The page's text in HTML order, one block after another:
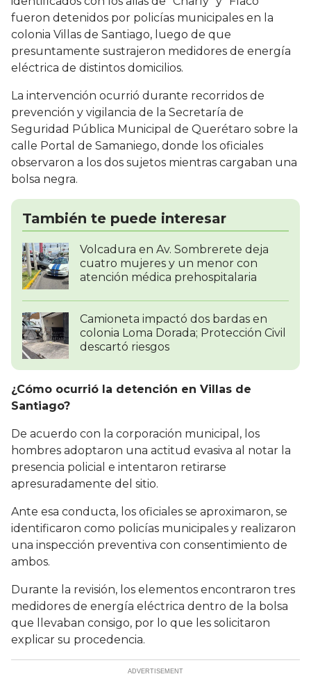
fueron detenidos por policías municipales en la
colonia Villas de Santiago, luego de que
presuntamente sustrajeron medidores de energía
eléctrica de distintos domicilios.
La intervención ocurrió durante recorridos de
prevención y vigilancia de la Secretaría de
Seguridad Pública Municipal de Querétaro sobre la
calle Portal de Samaniego, donde los oficiales
observaron a los dos sujetos mientras cargaban una
bolsa negra.
También te puede interesar
Volcadura en Av. Sombrerete deja
cuatro mujeres y un menor con
atención médica prehospitalaria
Camioneta impactó dos bardas en
colonia Loma Dorada; Protección Civil
descartó riesgos
¿Cómo ocurrió la detención en Villas de
Santiago?
De acuerdo con la corporación municipal, los
hombres adoptaron una actitud evasiva al notar la
presencia policial e intentaron retirarse
apresuradamente del sitio.
Ante esa conducta, los oficiales se aproximaron, se
identificaron como policías municipales y realizaron
una inspección preventiva con consentimiento de
ambos.
Durante la revisión, los elementos encontraron tres
medidores de energía eléctrica dentro de la bolsa
que llevaban consigo, por lo que les solicitaron
explicar su procedencia.